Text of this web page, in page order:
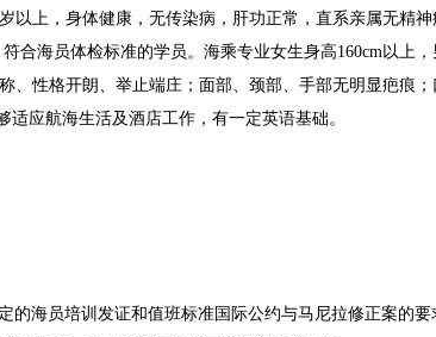
以上，身体健康，无传染病，肝功正常，直系亲属无精神
合海员体检标准的学员。海乘专业女生身高160cm以上，
、性格开朗、举止端庄；面部、颈部、手部无明显疤痕；
应航海生活及酒店工作，有一定英语基础。
海员培训发证和值班标准国际公约与马尼拉修正案的要